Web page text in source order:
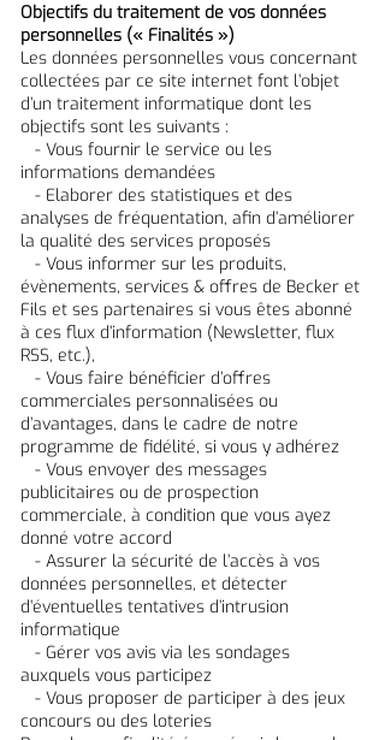
Objectifs du traitement de vos données
personnelles (« Finalités »)
Les données personnelles vous concernant
collectées par ce site internet font l’objet
d’un traitement informatique dont les
objectifs sont les suivants :
- Vous fournir le service ou les
informations demandées
- Elaborer des statistiques et des
analyses de fréquentation, afin d’améliorer
la qualité des services proposés
- Vous informer sur les produits,
évènements, services & offres de Becker et
Fils et ses partenaires si vous êtes abonné
à ces flux d’information (Newsletter, flux
RSS, etc.),
- Vous faire bénéficier d’offres
commerciales personnalisées ou
d’avantages, dans le cadre de notre
programme de fidélité, si vous y adhérez
- Vous envoyer des messages
publicitaires ou de prospection
commerciale, à condition que vous ayez
donné votre accord
- Assurer la sécurité de l’accès à vos
données personnelles, et détecter
d’éventuelles tentatives d’intrusion
informatique
- Gérer vos avis via les sondages
auxquels vous participez
- Vous proposer de participer à des jeux
concours ou des loteries